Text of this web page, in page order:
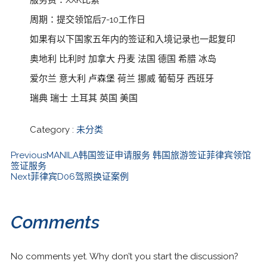
周期：提交领馆后7-10工作日
如果有以下国家五年内的签证和入境记录也一起复印
奥地利 比利时 加拿大 丹麦 法国 德国 希腊 冰岛
爱尔兰 意大利 卢森堡 荷兰 挪威 葡萄牙 西班牙
瑞典 瑞士 土耳其 英国 美国
Category : 未分类
PreviousMANILA韩国签证申请服务 韩国旅游签证菲律宾领馆
签证服务
Next菲律宾D06驾照换证案例
Comments
No comments yet. Why don’t you start the discussion?